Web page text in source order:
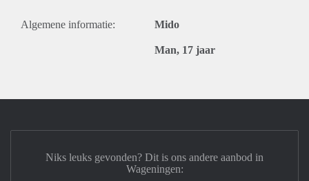
Algemene informatie: Mido
Man, 17 jaar
Niks leuks gevonden? Dit is ons andere aanbod in
Wageningen: